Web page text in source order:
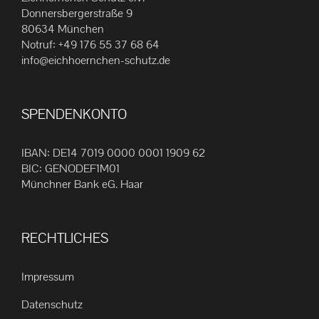
Die
können
auf
Produktseite
gewählt
Donnersbergerstraße 9
80634 München
Notruf: +49 176 55 37 68 64
info@eichhoernchen-schutz.de
SPENDENKONTO
IBAN: DE14 7019 0000 0001 1909 62
BIC: GENODEF1M01
Münchner Bank eG. Haar
RECHTLICHES
Impressum
Datenschutz